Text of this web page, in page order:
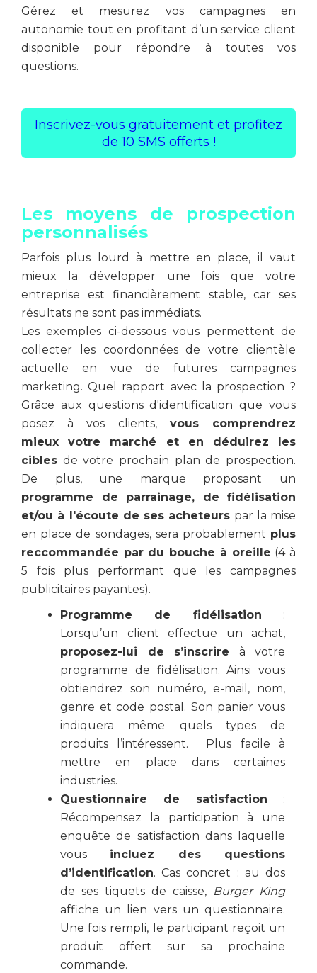
Gérez et mesurez vos campagnes en
autonomie tout en profitant d’un service client
disponible pour répondre à toutes vos
questions.
Inscrivez-vous gratuitement et profitez
de 10 SMS offerts !
Les moyens de prospection
personnalisés
Parfois plus lourd à mettre en place, il vaut
mieux la développer une fois que votre
entreprise est financièrement stable, car ses
résultats ne sont pas immédiats.
Les exemples ci-dessous vous permettent de
collecter les coordonnées de votre clientèle
actuelle en vue de futures campagnes
marketing. Quel rapport avec la prospection ?
Grâce aux questions d'identification que vous
posez à vos clients, vous comprendrez
mieux votre marché et en déduirez les
cibles de votre prochain plan de prospection.
De plus, une marque proposant un
programme de parrainage, de fidélisation
et/ou à l'écoute de ses acheteurs par la mise
en place de sondages, sera probablement plus
reccommandée par du bouche à oreille (4 à
5 fois plus performant que les campagnes
publicitaires payantes).
Programme de fidélisation :
Lorsqu’un client effectue un achat,
proposez-lui de s’inscrire à votre
programme de fidélisation. Ainsi vous
obtiendrez son numéro, e-mail, nom,
genre et code postal. Son panier vous
indiquera même quels types de
produits l’intéressent. Plus facile à
mettre en place dans certaines
industries.
Questionnaire de satisfaction :
Récompensez la participation à une
enquête de satisfaction dans laquelle
vous incluez des questions
d’identification. Cas concret : au dos
de ses tiquets de caisse, Burger King
affiche un lien vers un questionnaire.
Une fois rempli, le participant reçoit un
produit offert sur sa prochaine
commande.